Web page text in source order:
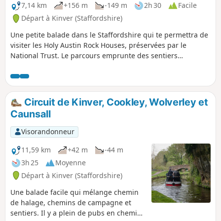
7,14 km +156 m -149 m 2h 30
Facile
Départ à Kinver (Staffordshire)
Une petite balade dans le Staffordshire qui te permettra de
visiter les Holy Austin Rock Houses, préservées par le
National Trust. Le parcours emprunte des sentiers
sens de l'orientation dans cette région.
Circuit de Kinver, Cookley, Wolverley et
Caunsall
Visorandonneur
11,59 km
+42 m
-44 m
3h 25
Moyenne
Départ à Kinver (Staffordshire)
Une balade facile qui mélange chemin
de halage, chemins de campagne et
sentiers. Il y a plein de pubs en chemin,